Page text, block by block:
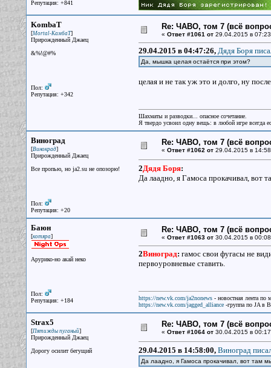
Репутация: +841
KombaT
[Mortal-КамбаТ]
Прирожденный Джаец
&%!@#%
Пол:
Репутация: +342
Re: ЧАВО, том 7 (всё
« Ответ #1061 от29.04.2015 в
29.04.2015 в 04:47:26, Дядя Боря
Да, мышка целая остаётся при этом?
целая и не так уж это и долго, ну
Шахматы и разводки... опасное сочетание.
Я твердо усвоил одну вещь: в любой игре всегда
Виноград
[Винокрад]
Прирожденный Джаец
Все пpопью, но ja2.su не опозоpю!
Пол:
Репутация: +20
Re: ЧАВО, том 7 (всё
« Ответ #1062 от29.04.2015 в
2Дядя Боря:
Да лаадно, я Гамоса прокачивал, вот
Баюн
[котяра]
Арурико-но акай неко
Пол:
Репутация: +184
Re: ЧАВО, том 7 (всё
« Ответ #1063 от30.04.2015 в
2Виноград: гамос свои фугасы не
первоуровневые ставить.
https://new.vk.com/ja2nonews- новостная лента по
https://new.vk.com/jagged_alliance-группа по JA в
Strax5
[Пятижды пуганый]
Прирожденный Джаец
Дорогу осилит бегущий
Re: ЧАВО, том 7 (всё
« Ответ #1064 от30.04.2015 в
29.04.2015 в 14:58:00, Виноград
Да лаадно, я Гамоса прокачивал, вот там